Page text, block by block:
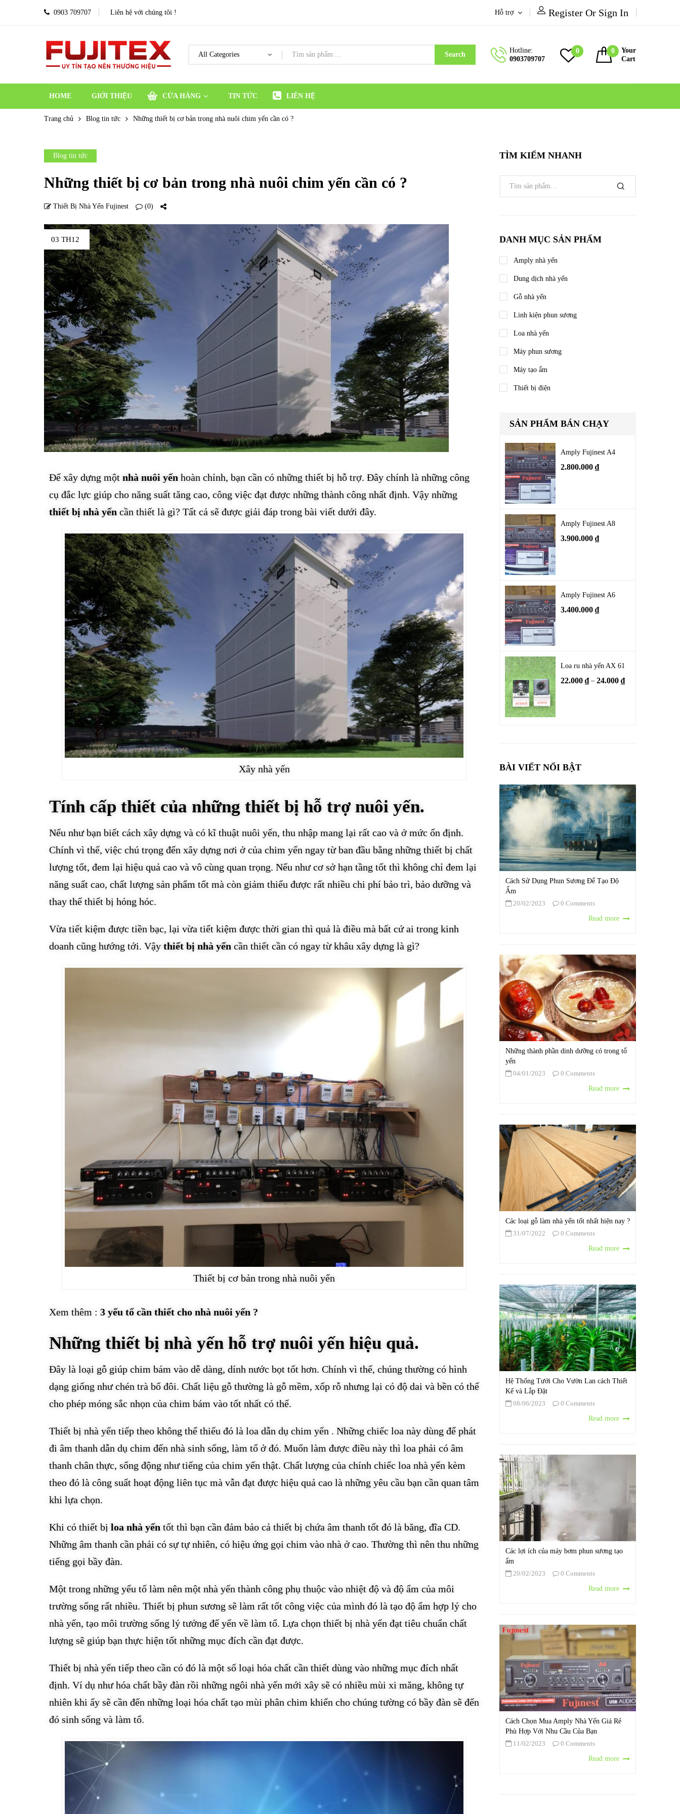
0903 709707 Liên hệ với chúng tôi ! Hỗ trợ Register Or Sign In
Search
Hotline:
0903709707
0 0
Your
Cart
HOME GIỚI THIỆU CỬA HÀNG TIN TỨC LIÊN HỆ
Trang chủ Blog tin tức Những thiết bị cơ bản trong nhà nuôi chim yến cần có ?
Blog tin tức
Những thiết bị cơ bản trong nhà nuôi chim yến cần có ?
Thiết Bị Nhà Yến Fujinest (0)
03 TH12
Để xây dựng một nhà nuôi yến hoàn chỉnh, bạn cần có những thiết bị hỗ trợ. Đây chính là những công
cụ đắc lực giúp cho năng suất tăng cao, công việc đạt được những thành công nhất định. Vậy những
thiết bị nhà yến cần thiết là gì? Tất cả sẽ được giải đáp trong bài viết dưới đây.
Xây nhà yến
Tính cấp thiết của những thiết bị hỗ trợ nuôi yến.
Nếu như bạn biết cách xây dựng và có kĩ thuật nuôi yến, thu nhập mang lại rất cao và ở mức ổn định.
Chính vì thế, việc chú trọng đến xây dựng nơi ở của chim yến ngay từ ban đầu bằng những thiết bị chất
lượng tốt, đem lại hiệu quả cao và vô cùng quan trọng. Nếu như cơ sở hạn tầng tốt thì không chỉ đem lại
năng suất cao, chất lượng sản phẩm tốt mà còn giảm thiểu được rất nhiều chi phí bảo trì, bảo dưỡng và
thay thế thiết bị hỏng hóc.
Vừa tiết kiệm được tiền bạc, lại vừa tiết kiệm được thời gian thì quả là điều mà bất cứ ai trong kinh
doanh cũng hướng tới. Vậy thiết bị nhà yến cần thiết cần có ngay từ khâu xây dựng là gì?
Thiết bị cơ bản trong nhà nuôi yến
Xem thêm : 3 yếu tố cần thiết cho nhà nuôi yến ?
Những thiết bị nhà yến hỗ trợ nuôi yến hiệu quả.
Đây là loại gỗ giúp chim bám vào dễ dàng, dính nước bọt tốt hơn. Chính vì thế, chúng thường có hình
dạng giống như chén trà bổ đôi. Chất liệu gỗ thường là gỗ mềm, xốp rỗ nhưng lại có độ dai và bền có thể
cho phép móng sắc nhọn của chim bám vào tốt nhất có thể.
Thiết bị nhà yến tiếp theo không thể thiếu đó là loa dẫn dụ chim yến . Những chiếc loa này dùng để phát
đi âm thanh dẫn dụ chim đến nhà sinh sống, làm tổ ở đó. Muốn làm được điều này thì loa phải có âm
thanh chân thực, sống động như tiếng của chim yến thật. Chất lượng của chính chiếc loa nhà yến kèm
theo đó là công suất hoạt động liên tục mà vẫn đạt được hiệu quả cao là những yêu cầu bạn cần quan tâm
khi lựa chọn.
Khi có thiết bị loa nhà yến tốt thì bạn cần đảm bảo cả thiết bị chứa âm thanh tốt đó là băng, đĩa CD.
Những âm thanh cần phải có sự tự nhiên, có hiệu ứng gọi chim vào nhà ở cao. Thường thì nên thu những
tiếng gọi bầy đàn.
Một trong những yếu tố làm nên một nhà yến thành công phụ thuộc vào nhiệt độ và độ ẩm của môi
trường sống rất nhiều. Thiết bị phun sương sẽ làm rất tốt công việc của mình đó là tạo độ ẩm hợp lý cho
nhà yến, tạo môi trường sống lý tưởng đế yến về làm tổ. Lựa chọn thiết bị nhà yến đạt tiêu chuẩn chất
lượng sẽ giúp bạn thực hiện tốt những mục đích cần đạt được.
Thiết bị nhà yến tiếp theo cần có đó là một số loại hóa chất cần thiết dùng vào những mục đích nhất
định. Ví dụ như hóa chất bầy đàn rồi những ngôi nhà yến mới xây sẽ có nhiều mùi xi măng, không tự
nhiên khi ấy sẽ cần đến những loại hóa chất tạo mùi phân chim khiến cho chúng tường có bầy đàn sẽ đến
đó sinh sống và làm tổ.
TÌM KIẾM NHANH
DANH MỤC SẢN PHẨM
Amply nhà yến
Dung dịch nhà yến
Gỗ nhà yến
Linh kiện phun sương
Loa nhà yến
Máy phun sương
Máy tạo ẩm
Thiết bị điện
SẢN PHẨM BÁN CHẠY
Amply Fujinest A4
2.800.000 ₫
Amply Fujinest A8
3.900.000 ₫
Amply Fujinest A6
3.400.000 ₫
Loa ru nhà yến AX 61
22.000 ₫– 24.000 ₫
BÀI VIẾT NỔI BẬT
Cách Sử Dụng Phun Sương Để Tạo Độ
Ẩm
20/02/2023
0 Comments
Read more
Những thành phần dinh dưỡng có trong tổ
yến
04/01/2023
0 Comments
Read more
Các loại gỗ làm nhà yến tốt nhất hiện nay ?
31/07/2022
0 Comments
Read more
Hệ Thống Tưới Cho Vườn Lan cách Thiết
Kế và Lắp Đặt
08/06/2023
0 Comments
Read more
Các lợi ích của máy bơm phun sương tạo
ẩm
20/02/2023
0 Comments
Read more
Cách Chọn Mua Amply Nhà Yến Giá Rẻ
Phù Hợp Với Nhu Cầu Của Bạn
11/02/2023
0 Comments
Read more